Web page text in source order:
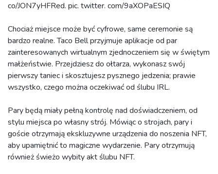
co/JON7yHFRed. pic. twitter. com/9aXOPaESIQ
Chociaż miejsce może być cyfrowe, same ceremonie są
bardzo realne. Taco Bell przyjmuje aplikacje od par
zainteresowanych wirtualnym zjednoczeniem się w świętym
małżeństwie. Przejdziesz do ołtarza, wykonasz swój
pierwszy taniec i skosztujesz pysznego jedzenia; prawie
wszystko, czego można oczekiwać od ślubu IRL.
Pary będą miały pełną kontrolę nad doświadczeniem, od
stylu miejsca po własny strój. Mówiąc o strojach, pary i
goście otrzymają ekskluzywne urządzenia do noszenia NFT,
aby upamiętnić to magiczne wydarzenie. Pary otrzymują
również świeżo wybity akt ślubu NFT.